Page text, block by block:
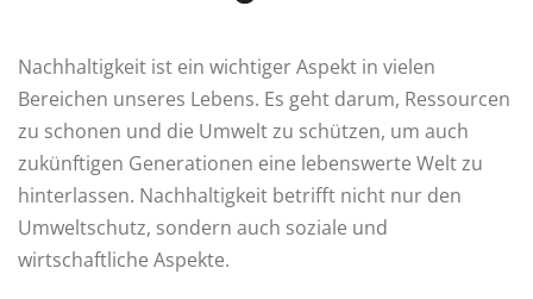
Nachhaltigkeit ist ein wichtiger Aspekt in vielen
Bereichen unseres Lebens. Es geht darum, Ressourcen
zu schonen und die Umwelt zu schützen, um auch
zukünftigen Generationen eine lebenswerte Welt zu
hinterlassen. Nachhaltigkeit betrifft nicht nur den
Umweltschutz, sondern auch soziale und
wirtschaftliche Aspekte.